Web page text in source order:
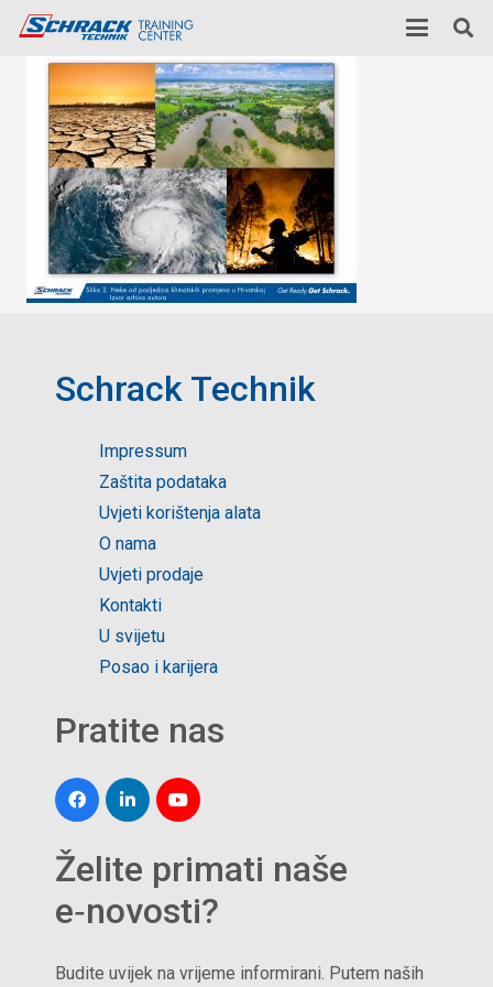
Schrack Technik
Impressum
Zaštita podataka
Uvjeti korištenja alata
O nama
Uvjeti prodaje
Kontakti
U svijetu
Posao i karijera
Pratite nas
Želite primati naše
e‑novosti?
Budite uvijek na vrijeme informirani. Putem naših